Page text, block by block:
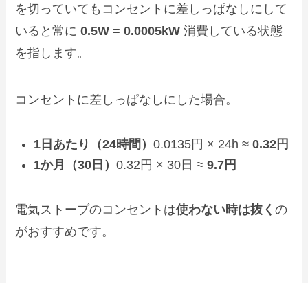
を切っていてもコンセントに差しっぱなしにして
いると常に0.5W = 0.0005kW 消費している状態
を指します。
コンセントに差しっぱなしにした場合。
1日あたり（24時間）0.0135円 × 24h ≈0.32円
1か月（30日）0.32円 × 30日 ≈9.7円
電気ストーブのコンセントは使わない時は抜くの
がおすすめです。